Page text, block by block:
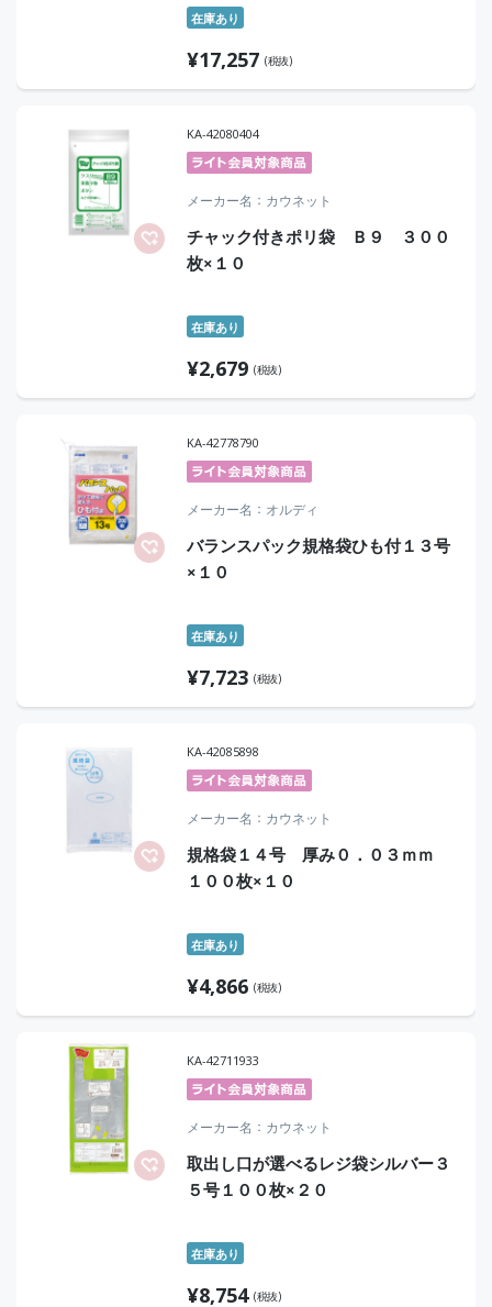
在庫あり
¥17,257 (税抜)
KA-42080404
メーカー名 カウネット
チャック付きポリ袋 Ｂ９ ３００
枚×１０
在庫あり
¥2,679 (税抜)
KA-42778790
メーカー名 オルディ
バランスパック規格袋ひも付１３号
×１０
在庫あり
¥7,723 (税抜)
KA-42085898
メーカー名 カウネット
規格袋１４号 厚み０．０３ｍｍ
１００枚×１０
在庫あり
¥4,866 (税抜)
KA-42711933
メーカー名 カウネット
取出し口が選べるレジ袋シルバー３
５号１００枚×２０
在庫あり
¥8,754 (税抜)